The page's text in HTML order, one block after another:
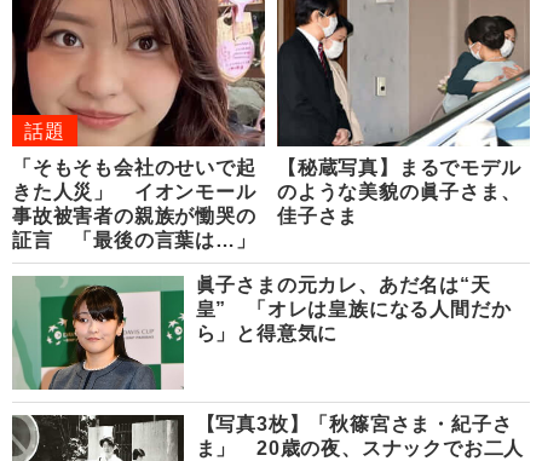
話題
「そもそも会社のせいで起
きた人災」 イオンモール
事故被害者の親族が慟哭の
証言 「最後の言葉は…」
【秘蔵写真】まるでモデル
のような美貌の眞子さま、
佳子さま
眞子さまの元カレ、あだ名は“天
皇” 「オレは皇族になる人間だか
ら」と得意気に
【写真3枚】「秋篠宮さま・紀子さ
ま」 20歳の夜、スナックでお二人